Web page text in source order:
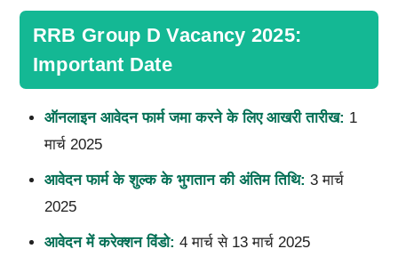
RRB Group D Vacancy 2025:
Important Date
ऑनलाइन आवेदन फार्म जमा करने के लिए आखरी तारीख: 1
मार्च 2025
आवेदन फार्म के शुल्क के भुगतान की अंतिम तिथि: 3 मार्च
2025
आवेदन में करेक्शन विंडो: 4 मार्च से 13 मार्च 2025